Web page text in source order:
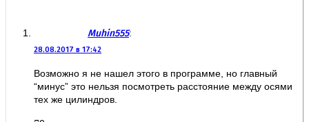
Muhin555:
28.08.2017 в 17:42
Возможно я не нашел этого в программе, но главный
“минус” это нельзя посмотреть расстояние между осями
тех же цилиндров.